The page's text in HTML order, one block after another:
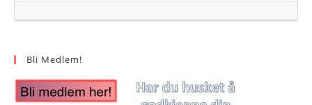
Bli Medlem!